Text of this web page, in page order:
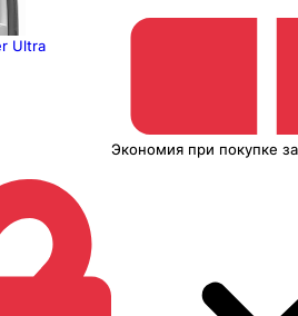
Ultra
Экономия при покупке